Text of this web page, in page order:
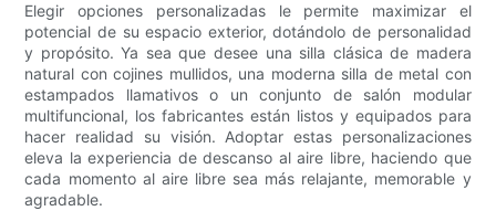
Elegir opciones personalizadas le permite maximizar el
potencial de su espacio exterior, dotándolo de personalidad
y propósito. Ya sea que desee una silla clásica de madera
natural con cojines mullidos, una moderna silla de metal con
estampados llamativos o un conjunto de salón modular
multifuncional, los fabricantes están listos y equipados para
hacer realidad su visión. Adoptar estas personalizaciones
eleva la experiencia de descanso al aire libre, haciendo que
cada momento al aire libre sea más relajante, memorable y
agradable.